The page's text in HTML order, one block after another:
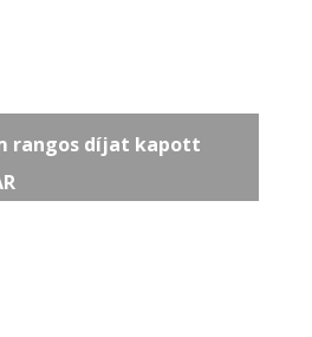
rangos díjat kapott